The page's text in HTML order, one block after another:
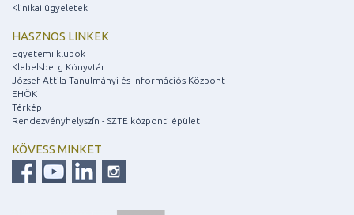
Klinikai ügyeletek
HASZNOS LINKEK
Egyetemi klubok
Klebelsberg Könyvtár
József Attila Tanulmányi és Információs Központ
EHÖK
Térkép
Rendezvényhelyszín - SZTE központi épület
KÖVESS MINKET